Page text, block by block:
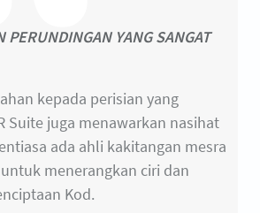
PERUNDINGAN YANG SANGAT
kepada perisian yang
Suite juga menawarkan nasihat
ada ahli kakitangan mesra
menerangkan ciri dan
Kod.